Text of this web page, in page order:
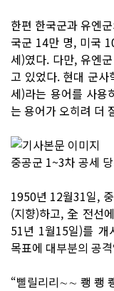
한편 한국군과 유엔
국군 14만 명, 미국
세)였다. 다만, 유엔
고 있었다. 현대 군
세)라는 용어를 사용
는 용어가 오히려 더
중공군 1~3차 공세
1950년 12월31일,
(지향)하고, 全 전선
51년 1월15일)를
목표에 대부분의 공
“삘릴리리∼∼ 쾡 쾡